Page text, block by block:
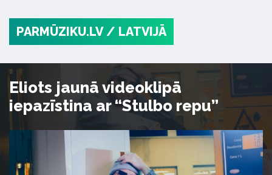
PARMŪZIKU.LV / LATVIJĀ
Eliots jaunā videoklipā
iepazīstina ar “Stulbo repu”